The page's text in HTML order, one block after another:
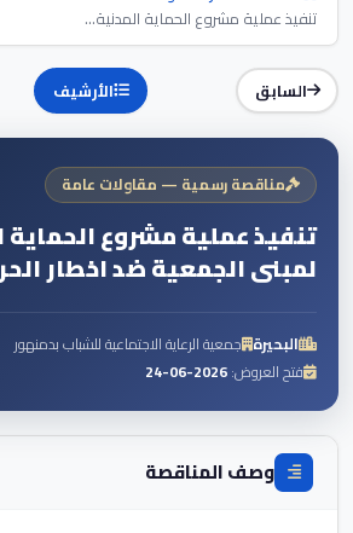
تنفيذ عملية مشروع الحماية المدنية...
السابق الأرشيف
مناقصة رسمية — مقاولات عامة
تنفيذ عملية مشروع الحماية
لمبنى الجمعية ضد اخطار
البحيرة جمعية الرعاية الاجتماعية للشباب بدمنهور
فتح العروض:2026-06-24
وصف المناقصة